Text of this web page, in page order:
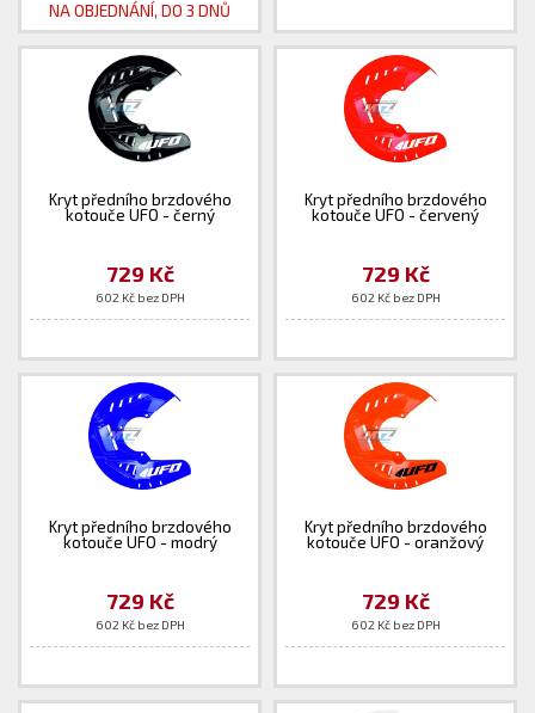
NA OBJEDNÁNÍ, DO 3 DNŮ
Kryt předního brzdového
kotouče UFO - černý
729 Kč
602 Kč bez DPH
Kryt předního brzdového
kotouče UFO - červený
729 Kč
602 Kč bez DPH
Kryt předního brzdového
kotouče UFO - modrý
729 Kč
602 Kč bez DPH
Kryt předního brzdového
kotouče UFO - oranžový
729 Kč
602 Kč bez DPH